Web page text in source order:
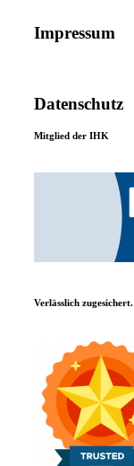
Impressum
Datenschutz
Mitglied der IHK
Verlässlich zugesichert.